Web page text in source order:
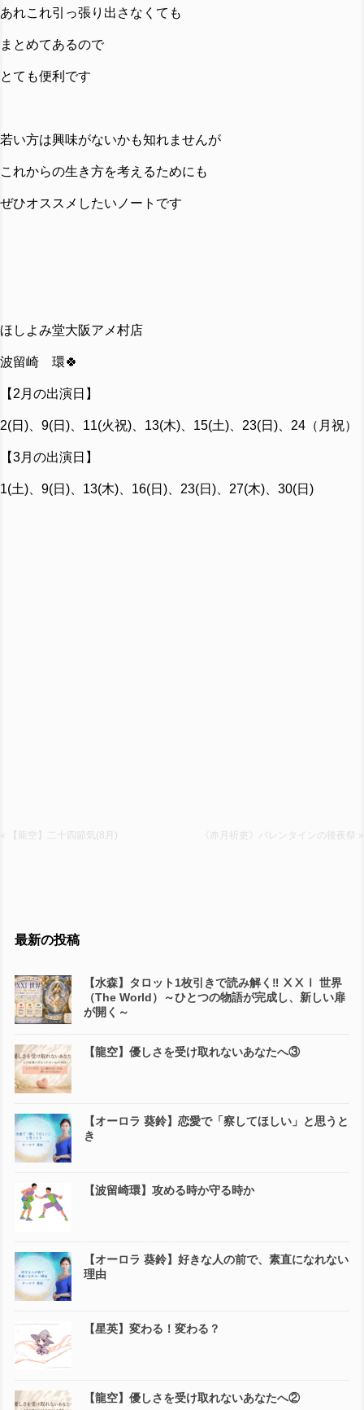
あれこれ引っ張り出さなくても
まとめてあるので
とても便利です
若い方は興味がないかも知れませんが
これからの生き方を考えるためにも
ぜひオススメしたいノートです
ほしよみ堂大阪アメ村店
波留崎 環🍀
【2月の出演日】
2(日)、9(日)、11(火祝)、13(木)、15(土)、23(日)、24（月祝）
【3月の出演日】
1(土)、9(日)、13(木)、16(日)、23(日)、27(木)、30(日)
« 【龍空】二十四節気(8月) 《赤月祈吏》バレンタインの後夜祭 »
最新の投稿
【水森】タロット1枚引きで読み解く‼️ ⅩⅩⅠ 世界
（The World）～ひとつの物語が完成し、新しい扉
が開く～
【龍空】優しさを受け取れないあなたへ③
【オーロラ 葵鈴】恋愛で「察してほしい」と思うと
き
【波留崎環】攻める時か守る時か
【オーロラ 葵鈴】好きな人の前で、素直になれない
理由
【星英】変わる！変わる？
【龍空】優しさを受け取れないあなたへ②